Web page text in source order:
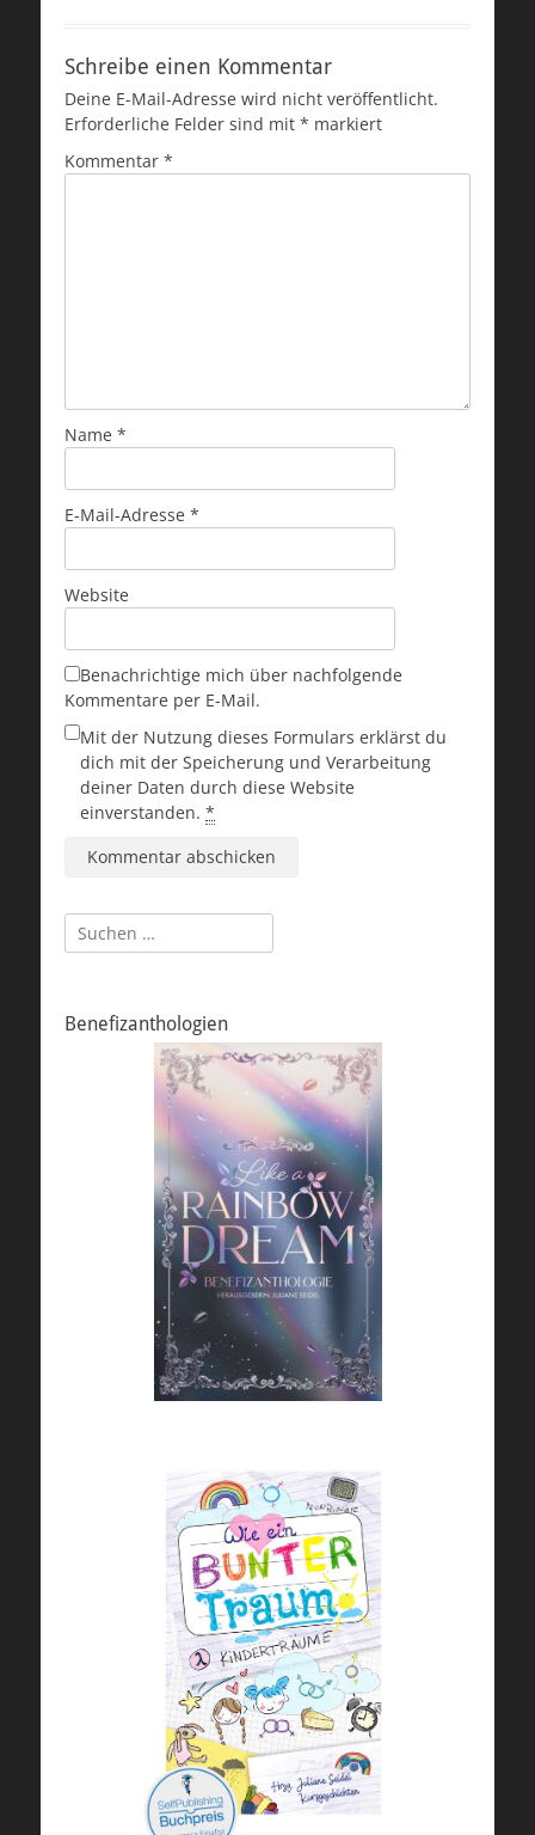
Schreibe einen Kommentar
Deine E-Mail-Adresse wird nicht veröffentlicht.
Erforderliche Felder sind mit * markiert
Kommentar *
Name *
E-Mail-Adresse *
Website
Benachrichtige mich über nachfolgende
Kommentare per E-Mail.
Mit der Nutzung dieses Formulars erklärst du
dich mit der Speicherung und Verarbeitung
deiner Daten durch diese Website
einverstanden. *
Suchen
nach:
Benefizanthologien